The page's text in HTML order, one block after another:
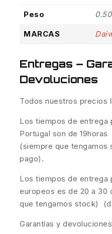
Peso
MARCAS
Entregas –
Devoluciones
Todos nuestros precios
Los tiempos de entrega
Portugal son de
(siempre que
pago).
Los tiempos de entrega
europeos es de 20 a 30
que tengamos stock)
Garantías y devoluciones